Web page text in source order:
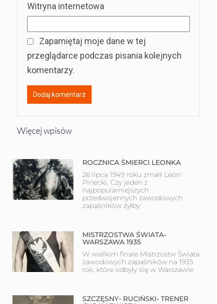
Witryna internetowa
Zapamiętaj moje dane w tej
przeglądarce podczas pisania kolejnych
komentarzy.
Więcej wpisów
ROCZNICA ŚMIERCI LEONKA
26 lipca 1949 roku zmarł Leon
Pinecki. Czy jeden z
najpopularniejszych
przedwojennych zawodowych
zapaśników żyłby
MISTRZOSTWA ŚWIATA-
WARSZAWA 1935
W wielkim finale Mistrzostw Świata
zawodowych zapaśników na 1935
rok, które odbyły się w Warszawie
SZCZĘSNY- RUCIŃSKI- TRENER